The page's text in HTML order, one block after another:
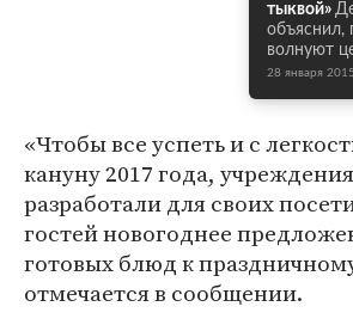
тыквой»
объяснил,
волнуют
28 января 2015
«Чтобы все успеть и с
кануну 2017 года,
разработали для своих
гостей новогоднее
готовых блюд к
отмечается в сообщении.